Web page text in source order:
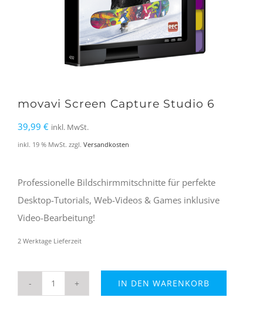
movavi Screen Capture Studio 6
39,99 € inkl. MwSt.
inkl. 19 % MwSt. zzgl. Versandkosten
Professionelle Bildschirmmitschnitte für perfekte
Desktop-Tutorials, Web-Videos & Games inklusive
Video-Bearbeitung!
2 Werktage Lieferzeit
IN DEN WARENKORB